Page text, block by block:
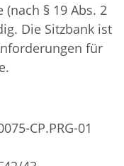
§ 19 Abs. 2
Die Sitzbank ist
für
CP.PRG-01